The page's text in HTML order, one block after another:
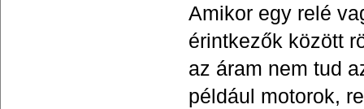
Amikor egy relé
érintkezők között
az áram nem tud
például motorok,